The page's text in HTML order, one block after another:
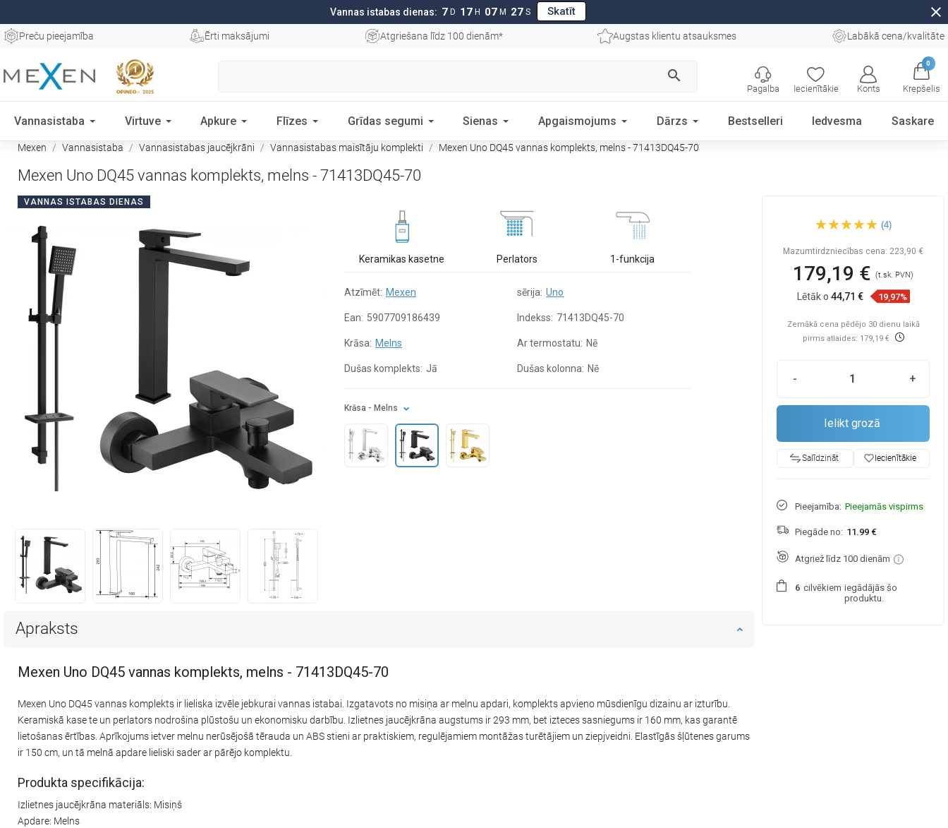
Vannas istabas dienas: 7 D 17 H 07 M 26 S Skatīt close
Preču pieejamība Ērti maksājumi Atgriešana līdz 100 dienām* Augstas klientu atsauksmes Labākā cena/kvalitāte
search
Iecienītākie Konts
0
Krepšelis
Pagalba
Vannasistaba Virtuve Apkure Flīzes Grīdas segumi Sienas Apgaismojums Dārzs Bestselleri Iedvesma Saskare
Mexen Vannasistaba Vannasistabas jaucējkrāni Vannasistabas maisītāju komplekti Mexen Uno DQ45 vannas komplekts, melns - 71413DQ45-70
Mexen Uno DQ45 vannas komplekts, melns - 71413DQ45-70
VANNAS ISTABAS DIENAS
Keramikas kasetne Perlators 1-funkcija
Atzīmēt: Mexen sērija: Uno
Ean: 5907709186439 Indekss: 71413DQ45-70
Krāsa: Melns Ar termostatu: Nē
Dušas komplekts: Jā Dušas kolonna: Nē
Krāsa - Melns
Apraksts
Mexen Uno DQ45 vannas komplekts, melns - 71413DQ45-70
Mexen Uno DQ45 vannas komplekts ir lieliska izvēle jebkurai vannas istabai. Izgatavots no misiņa ar melnu apdari, komplekts apvieno mūsdienīgu dizainu ar izturību.
Keramiskā kase te un perlators nodrošina plūstošu un ekonomisku darbību. Izlietnes jaucējkrāna augstums ir 293 mm, bet izteces sasniegums ir 160 mm, kas garantē
lietošanas ērtības. Aprīkojums ietver melnu nerūsējošā tērauda un ABS stieni ar praktiskiem, regulējamiem montāžas turētājiem un ziepjveidni. Elastīgās šļūtenes garums
ir 150 cm, un tā melnā apdare lieliski sader ar pārējo komplektu.
Produkta specifikācija:
Izlietnes jaucējkrāna materiāls: Misiņš
Apdare: Melns
komplekts, melns -(4)
Mazumtirdzniecības cena: 223,90 €
179,19 €(t.sk. PVN)
Lētāk o44,71 € 19,97%
Zemākā cena pēdējo 30 dienu laikā
pirms atlaides: 179,19 €
- +
Ielikt grozā
Salīdzināt favorite_borderIecienītākie
Pieejamība: Pieejamās vispirms
Piegāde no: 11.99 €
Atgriež līdz 100 dienām
6 cilvēkiem iegādājās šo
produktu.